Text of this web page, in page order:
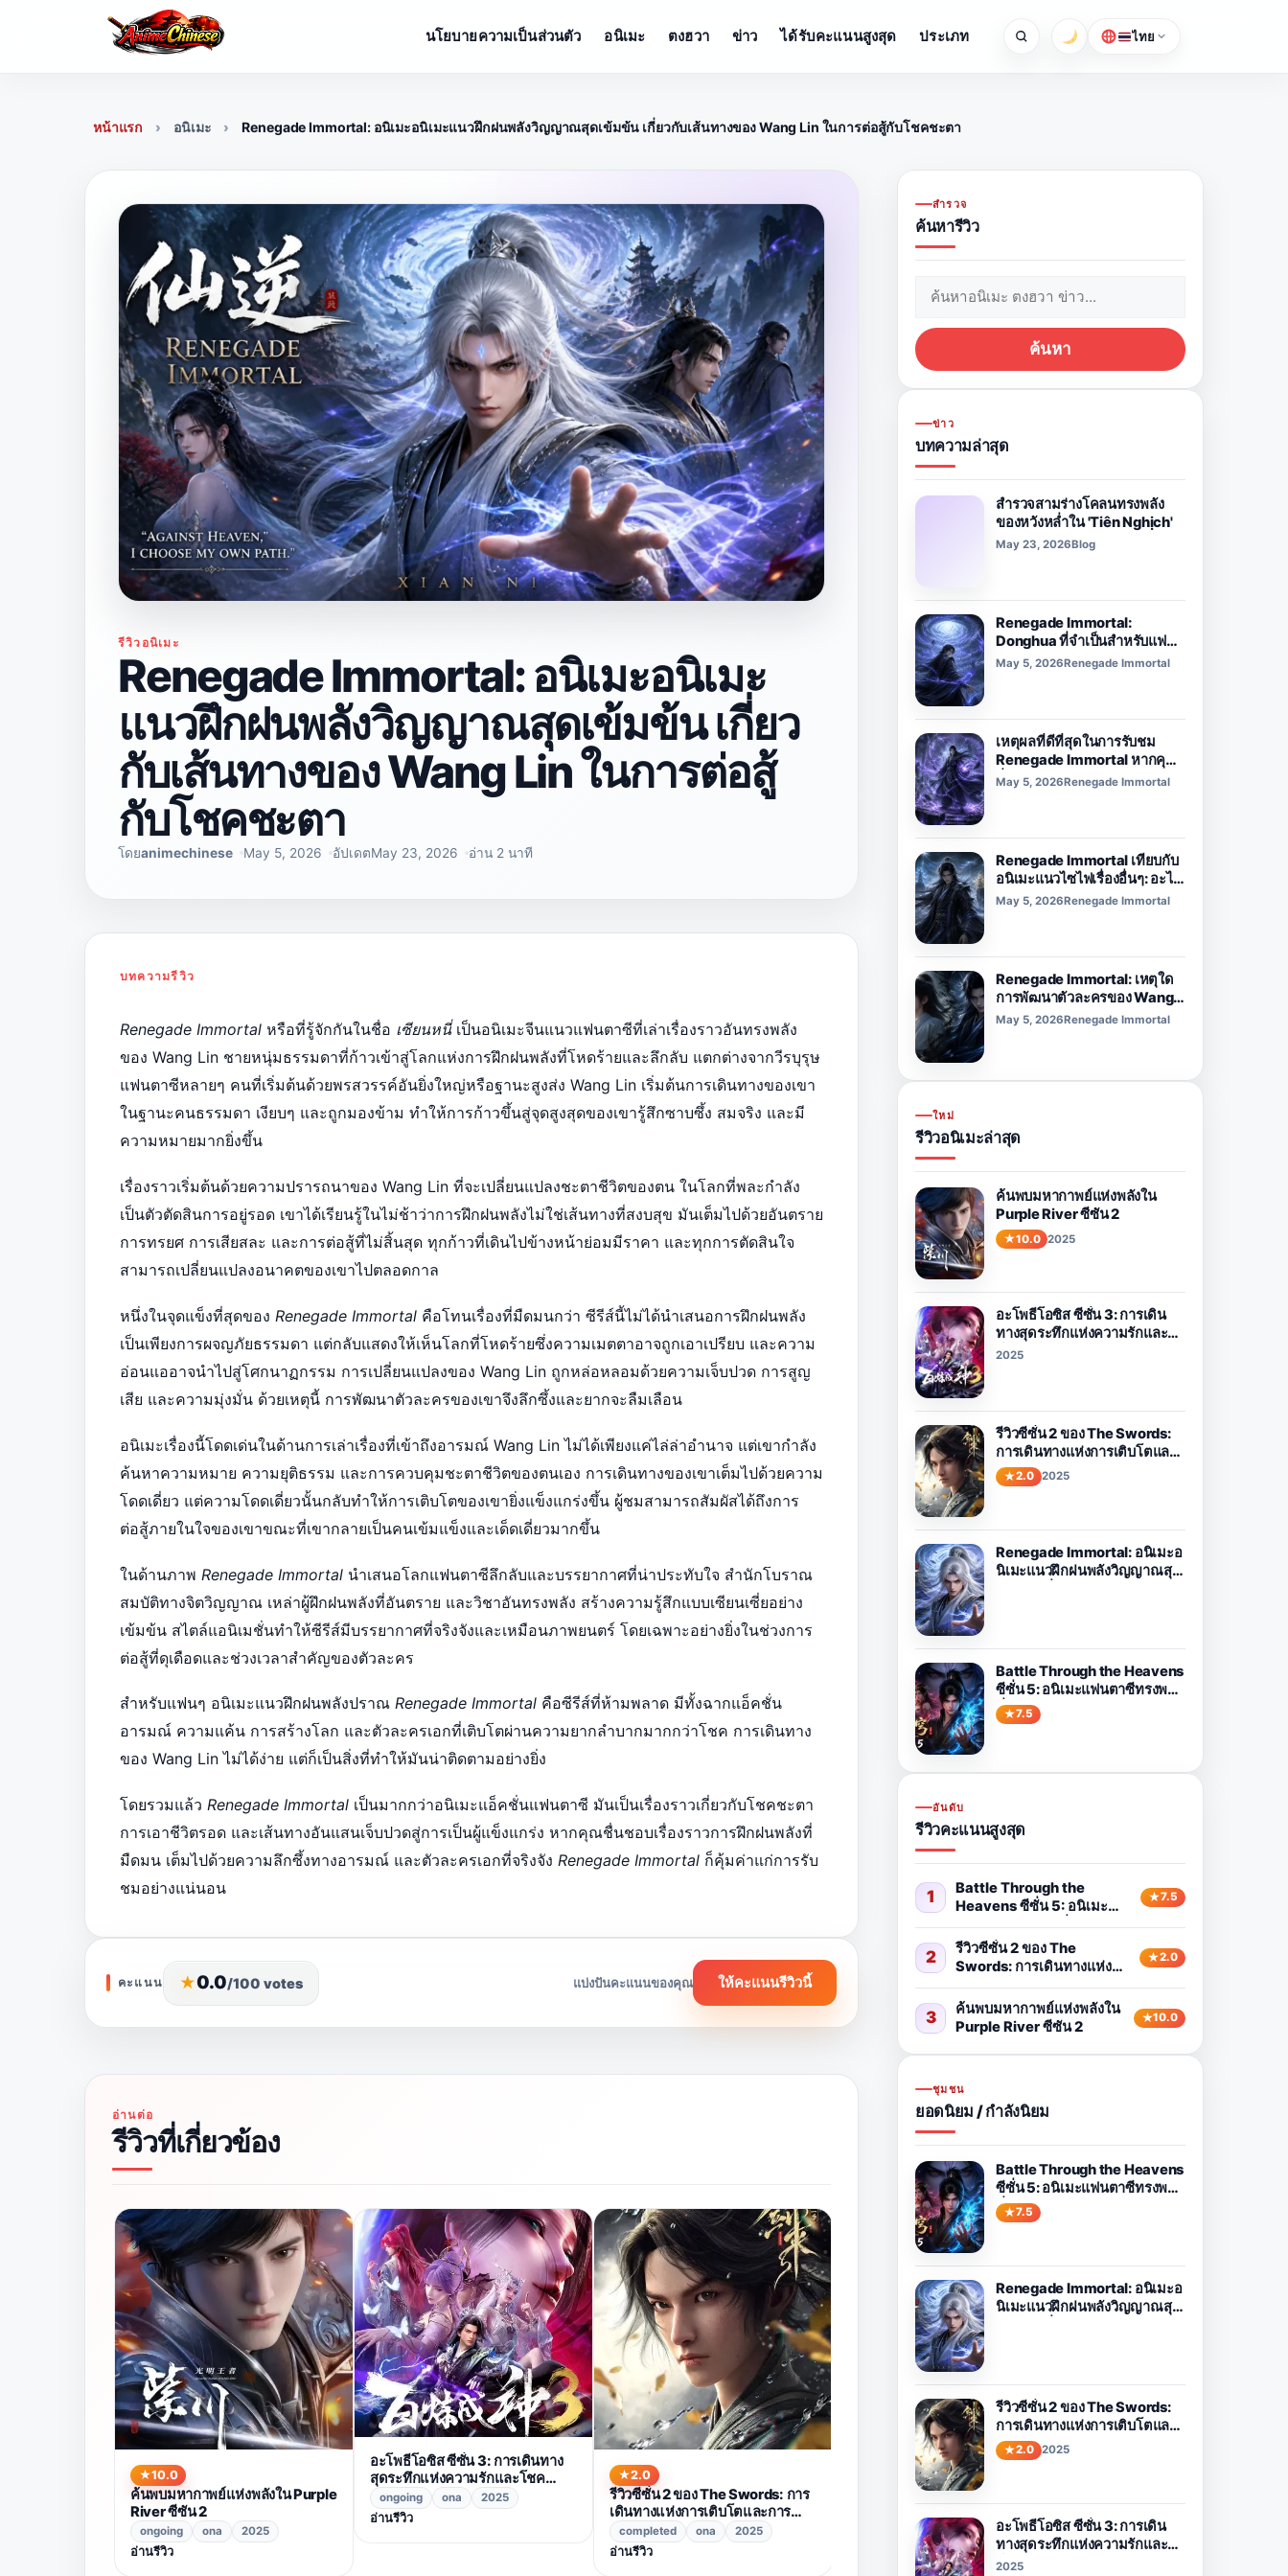
นโยบายความเป็นส่วนตัว อนิเมะ ตงฮวา ข่าว ได้รับคะแนนสูงสุด ประเภท ไทย
หน้าแรก อนิเมะ Renegade Immortal: อนิเมะอนิเมะแนวฝึกฝนพลังวิญญาณสุดเข้มข้น เกี่ยวกับเส้นทางของ Wang Lin ในการต่อสู้กับโชคชะตา
รีวิวอนิเมะ
Renegade Immortal: อนิเมะอนิเมะ
แนวฝึกฝนพลังวิญญาณสุดเข้มข้น เกี่ยว
กับเส้นทางของ Wang Lin ในการต่อสู้
กับโชคชะตา
โดยanimechinese May 5, 2026 อัปเดตMay 23, 2026 อ่าน 2 นาที
บทความรีวิว
Renegade Immortal หรือที่รู้จักกันในชื่อ เซียนหนี่เป็นอนิเมะจีนแนวแฟนตาซีที่เล่าเรื่องราวอันทรงพลัง
ของ Wang Lin ชายหนุ่มธรรมดาที่ก้าวเข้าสู่โลกแห่งการฝึกฝนพลังที่โหดร้ายและลึกลับ แตกต่างจากวีรบุรุษ
แฟนตาซีหลายๆ คนที่เริ่มต้นด้วยพรสวรรค์อันยิ่งใหญ่หรือฐานะสูงส่ง Wang Lin เริ่มต้นการเดินทางของเขา
ในฐานะคนธรรมดา เงียบๆ และถูกมองข้าม ทำให้การก้าวขึ้นสู่จุดสูงสุดของเขารู้สึกซาบซึ้ง สมจริง และมี
ความหมายมากยิ่งขึ้น
เรื่องราวเริ่มต้นด้วยความปรารถนาของ Wang Lin ที่จะเปลี่ยนแปลงชะตาชีวิตของตน ในโลกที่พละกำลัง
เป็นตัวตัดสินการอยู่รอด เขาได้เรียนรู้ในไม่ช้าว่าการฝึกฝนพลังไม่ใช่เส้นทางที่สงบสุข มันเต็มไปด้วยอันตราย
การทรยศ การเสียสละ และการต่อสู้ที่ไม่สิ้นสุด ทุกก้าวที่เดินไปข้างหน้าย่อมมีราคา และทุกการตัดสินใจ
สามารถเปลี่ยนแปลงอนาคตของเขาไปตลอดกาล
หนึ่งในจุดแข็งที่สุดของ Renegade Immortal คือโทนเรื่องที่มืดมนกว่า ซีรีส์นี้ไม่ได้นำเสนอการฝึกฝนพลัง
เป็นเพียงการผจญภัยธรรมดา แต่กลับแสดงให้เห็นโลกที่โหดร้ายซึ่งความเมตตาอาจถูกเอาเปรียบ และความ
อ่อนแออาจนำไปสู่โศกนาฏกรรม การเปลี่ยนแปลงของ Wang Lin ถูกหล่อหลอมด้วยความเจ็บปวด การสูญ
เสีย และความมุ่งมั่น ด้วยเหตุนี้ การพัฒนาตัวละครของเขาจึงลึกซึ้งและยากจะลืมเลือน
อนิเมะเรื่องนี้โดดเด่นในด้านการเล่าเรื่องที่เข้าถึงอารมณ์ Wang Lin ไม่ได้เพียงแค่ไล่ล่าอำนาจ แต่เขากำลัง
ค้นหาความหมาย ความยุติธรรม และการควบคุมชะตาชีวิตของตนเอง การเดินทางของเขาเต็มไปด้วยความ
โดดเดี่ยว แต่ความโดดเดี่ยวนั้นกลับทำให้การเติบโตของเขายิ่งแข็งแกร่งขึ้น ผู้ชมสามารถสัมผัสได้ถึงการ
ต่อสู้ภายในใจของเขาขณะที่เขากลายเป็นคนเข้มแข็งและเด็ดเดี่ยวมากขึ้น
ในด้านภาพ Renegade Immortal นำเสนอโลกแฟนตาซีลึกลับและบรรยากาศที่น่าประทับใจ สำนักโบราณ
สมบัติทางจิตวิญญาณ เหล่าผู้ฝึกฝนพลังที่อันตราย และวิชาอันทรงพลัง สร้างความรู้สึกแบบเซียนเซี่ยอย่าง
เข้มข้น สไตล์แอนิเมชั่นทำให้ซีรีส์มีบรรยากาศที่จริงจังและเหมือนภาพยนตร์ โดยเฉพาะอย่างยิ่งในช่วงการ
ต่อสู้ที่ดุเดือดและช่วงเวลาสำคัญของตัวละคร
สำหรับแฟนๆ อนิเมะแนวฝึกฝนพลังปราณ Renegade Immortal คือซีรีส์ที่ห้ามพลาด มีทั้งฉากแอ็คชั่น
อารมณ์ ความแค้น การสร้างโลก และตัวละครเอกที่เติบโตผ่านความยากลำบากมากกว่าโชค การเดินทาง
ของ Wang Lin ไม่ได้ง่าย แต่ก็เป็นสิ่งที่ทำให้มันน่าติดตามอย่างยิ่ง
โดยรวมแล้ว Renegade Immortal เป็นมากกว่าอนิเมะแอ็คชั่นแฟนตาซี มันเป็นเรื่องราวเกี่ยวกับโชคชะตา
การเอาชีวิตรอด และเส้นทางอันแสนเจ็บปวดสู่การเป็นผู้แข็งแกร่ง หากคุณชื่นชอบเรื่องราวการฝึกฝนพลังที่
มืดมน เต็มไปด้วยความลึกซึ้งทางอารมณ์ และตัวละครเอกที่จริงจัง Renegade Immortal ก็คุ้มค่าแก่การรับ
ชมอย่างแน่นอน
คะแนน ★0.0/100 votes แบ่งปันคะแนนของคุณ ให้คะแนนรีวิวนี้
เปิด
คะแนน
ให้
นี้
อ่านต่อ
รีวิวที่เกี่ยวข้อง
10.0
ค้นพบมหากาพย์แห่งพลังใน Purple
River ซีซัน 2
ongoing ona 2025
อ่านรีวิว
อะโพธีโอซิส ซีซั่น 3: การเดินทาง
สุดระทึกแห่งความรักและโชค
ชะตารอคุณอยู่
ongoing ona 2025
อ่านรีวิว
2.0
รีวิวซีซั่น 2 ของ The Swords: การ
เดินทางแห่งการเติบโตและการ
ผจญภัย
completed ona 2025
อ่านรีวิว
Battle Through the Heavens ซี
ซั่น 5: อนิเมะแฟนตาซีทรงพลังที่คุ้ม
ค่าแก่การรับชม
ona
สำรวจ
ค้นหารีวิว
ค้นหา:
ค้นหา
ข่าว
บทความล่าสุด
สำรวจสามร่างโคลนทรงพลัง
ของหวังหล่ำใน 'Tiên Nghịch'
May 23, 2026Blog
Renegade Immortal:
Donghua ที่จำเป็นสำหรับแฟนๆ
Xianxia และ Cultivation
May 5, 2026Renegade Immortal
เหตุผลที่ดีที่สุดในการรับชม
Renegade Immortal หากคุณ
ชื่นชอบอนิเมะแนวแฟนตาซีดาร์
May 5, 2026Renegade Immortal
Renegade Immortal เทียบกับ
อนิเมะแนวไซไฟเรื่องอื่นๆ: อะไร
ทำให้มันแตกต่าง?
May 5, 2026Renegade Immortal
Renegade Immortal: เหตุใด
การพัฒนาตัวละครของ Wang
Lin จึงทรงพลังมาก
May 5, 2026Renegade Immortal
ใหม่
รีวิวอนิเมะล่าสุด
ค้นพบมหากาพย์แห่งพลังใน
Purple River ซีซัน 2
10.0 2025
อะโพธีโอซิส ซีซั่น 3: การเดิน
ทางสุดระทึกแห่งความรักและ
โชคชะตารอคุณอยู่
2025
รีวิวซีซั่น 2 ของ The Swords:
การเดินทางแห่งการเติบโตและ
การผจญภัย
2.0 2025
Renegade Immortal: อนิเมะอ
นิเมะแนวฝึกฝนพลังวิญญาณสุด
Battle Through the Heavens
ซีซั่น 5: อนิเมะแฟนตาซีทรงพลัง
ที่คุ้มค่าแก่การรับชม
7.5
อันดับ
รีวิวคะแนนสูงสุด
1
Battle Through the
Heavens ซีซั่น 5: อนิเมะ
แฟนตาซีทรงพลังที่คุ้มค่าแก่
การรับชม
7.5
2
รีวิวซีซั่น 2 ของ The
Swords: การเดินทางแห่ง
การเติบโตและการผจญภัย
2.0
3
ค้นพบมหากาพย์แห่งพลังใน
Purple River ซีซัน 2
10.0
ชุมชน
ยอดนิยม / กำลังนิยม
Battle Through the Heavens
ซีซั่น 5: อนิเมะแฟนตาซีทรงพลัง
ที่คุ้มค่าแก่การรับชม
7.5
Renegade Immortal: อนิเมะอ
นิเมะแนวฝึกฝนพลังวิญญาณสุด
รีวิวซีซั่น 2 ของ The Swords:
การเดินทางแห่งการเติบโตและ
การผจญภัย
2.0 2025
อะโพธีโอซิส ซีซั่น 3: การเดิน
ทางสุดระทึกแห่งความรักและ
โชคชะตารอคุณอยู่
2025